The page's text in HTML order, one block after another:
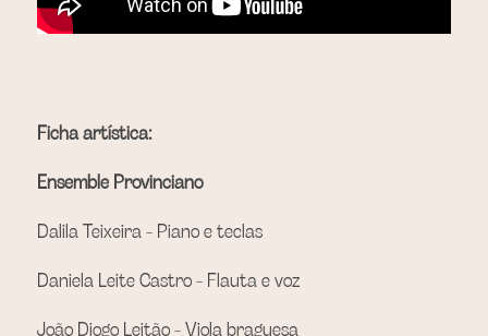
Ficha artística:
Ensemble Provinciano
Dalila Teixeira - Piano e teclas
Daniela Leite Castro - Flauta e voz
João Diogo Leitão - Viola braguesa